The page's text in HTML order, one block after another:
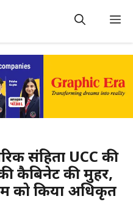
संहिता UCC की
कैबिनेट की मुहर,
को किया अधिकृत